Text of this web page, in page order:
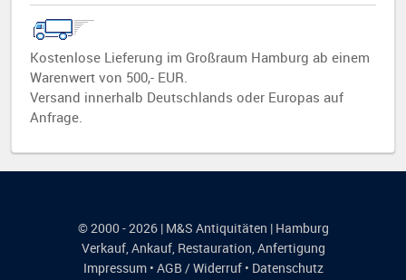
Kostenlose Lieferung im Großraum Hamburg ab einem
Warenwert von 500,- EUR.
Versand innerhalb Deutschlands oder Europas auf
Anfrage.
© 2000 - 2026 | M&S Antiquitäten | Hamburg
Verkauf,Ankauf, Restauration,Anfertigung
Impressum• AGB / Widerruf• Datenschutz